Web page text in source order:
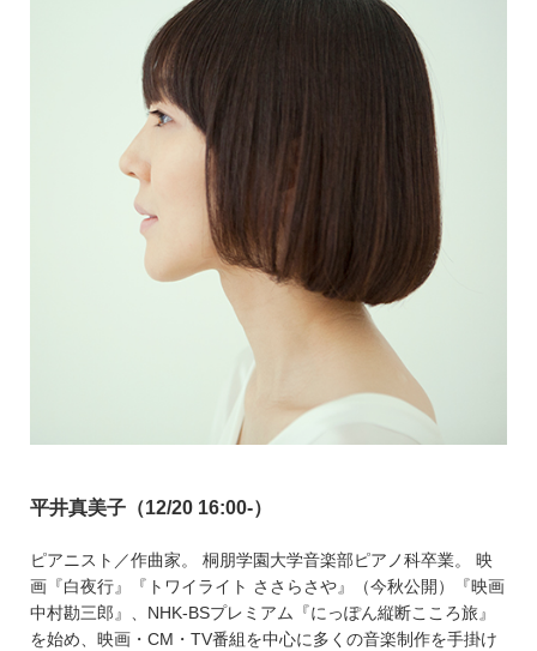
平井真美子（12/20 16:00-）
ピアニスト／作曲家。 桐朋学園大学音楽部ピアノ科卒業。 映
画『白夜行』『トワイライト ささらさや』（今秋公開）『映画
中村勘三郎』、NHK-BSプレミアム『にっぽん縦断こころ旅』
を始め、映画・CM・TV番組を中心に多くの音楽制作を手掛け